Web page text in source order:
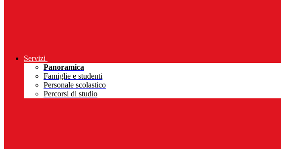
Servizi
Panoramica
Famiglie e studenti
Personale scolastico
Percorsi di studio